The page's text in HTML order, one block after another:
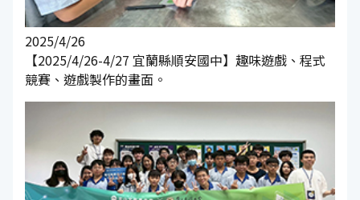
2025/4/26
【2025/4/26-4/27 宜蘭縣順安國中】趣味遊戲、程式
競賽、遊戲製作的畫面。